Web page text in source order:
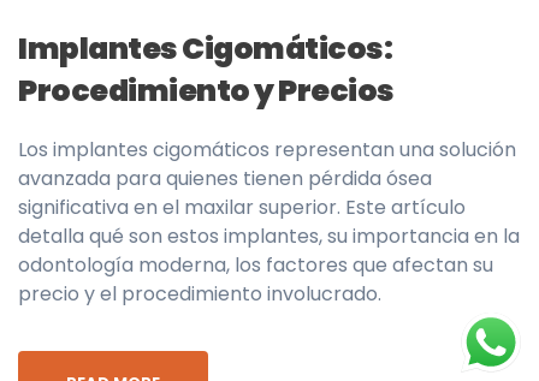
Implantes Cigomáticos:
Procedimiento y Precios
Los implantes cigomáticos representan una solución
avanzada para quienes tienen pérdida ósea
significativa en el maxilar superior. Este artículo
detalla qué son estos implantes, su importancia en la
odontología moderna, los factores que afectan su
precio y el procedimiento involucrado.